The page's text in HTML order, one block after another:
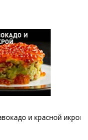
красной икрой